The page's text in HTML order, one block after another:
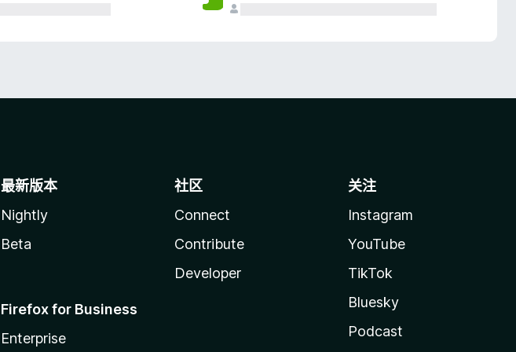
最新版本
Nightly
Beta
Firefox for Business
Enterprise
社区
Connect
Contribute
Developer
关注
Instagram
YouTube
TikTok
Bluesky
Podcast